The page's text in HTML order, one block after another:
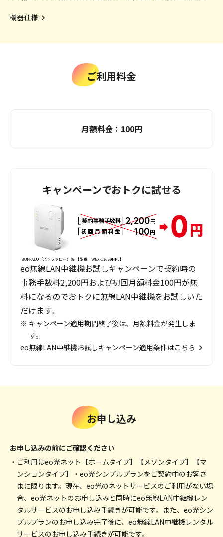
機器仕様
ご利用料金
月額料金： 100円
キャンペーンでおトクに試せる
eo無線LAN中継機お試しキャンペーンで契約時の
事務手数料2,200円および初回月額料金100円が無
料になるのでおトクに無線LAN中継機をお試しいた
だけます。
※ キャンペーン適用期間終了後は、月額料金が発生しま
す。
eo無線LAN中継機お試しキャンペーン適用条件はこちら
お申し込み
お申し込みの前にご確認ください
・ご利用はeo光ネット【ホームタイプ】【メゾンタイプ】【マ
ンションタイプ】・eo光シンプルプランをご契約中のお客さ
まに限ります。現在、eo光のネットサービスのご利用がない場
合、eo光ネットのお申し込みと同時にeo無線LAN中継機レン
タルサービスのお申し込み手続きが可能です。また、eo光シン
プルプランのお申し込み完了後に、eo無線LAN中継機レンタル
サービスのお申し込み手続きが可能です。